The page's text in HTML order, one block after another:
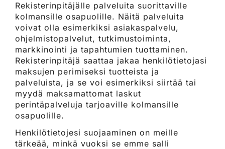
Rekisterinpitäjälle palveluita suorittaville
kolmansille osapuolille. Näitä palveluita
voivat olla esimerkiksi asiakaspalvelu,
ohjelmistopalvelut, tutkimustoiminta,
markkinointi ja tapahtumien tuottaminen.
Rekisterinpitäjä saattaa jakaa henkilötietojasi
maksujen perimiseksi tuotteista ja
palveluista, ja se voi esimerkiksi siirtää tai
myydä maksamattomat laskut
perintäpalveluja tarjoaville kolmansille
osapuolille.
Henkilötietojesi suojaaminen on meille
tärkeää, minkä vuoksi se emme salli